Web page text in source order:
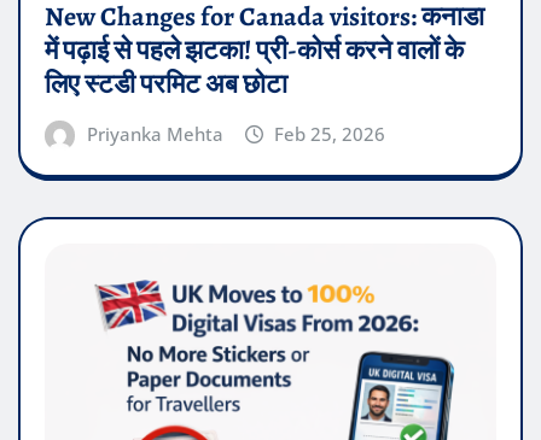
New Changes for Canada visitors: कनाडा
में पढ़ाई से पहले झटका! प्री-कोर्स करने वालों के
लिए स्टडी परमिट अब छोटा
Priyanka Mehta Feb 25, 2026